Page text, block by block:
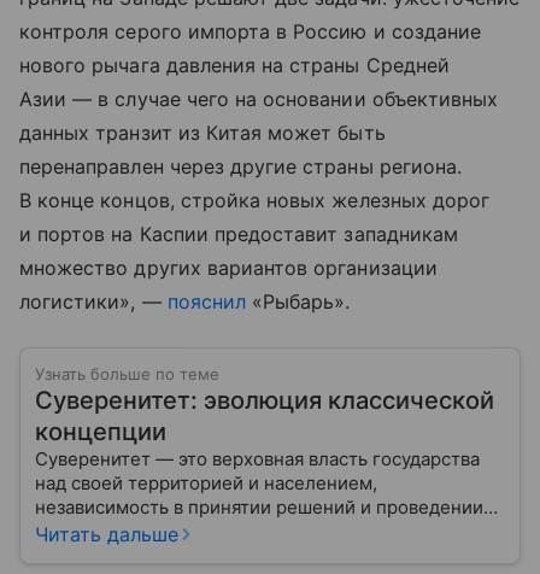
контроля серого импорта в Россию и создание
нового рычага давления на страны Средней
Азии — в случае чего на основании объективных
данных транзит из Китая может быть
перенаправлен через другие страны региона.
В конце концов, стройка новых железных дорог
и портов на Каспии предоставит западникам
множество других вариантов организации
логистики», — пояснил «Рыбарь».
Узнать больше по теме
Суверенитет: эволюция классической
концепции
Суверенитет — это верховная власть государства
над своей территорией и населением,
независимость в принятии решений и проведении
внешней политики.
Читать дальше